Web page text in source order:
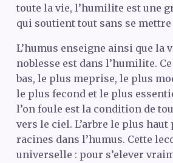
toute la vie, l’humilite est une
qui soutient tout sans se mettre
L’humus enseigne ainsi que la
noblesse est dans l’humilite.
bas, le plus meprise, le plus
le plus fecond et le plus
l’on foule est la condition de
vers le ciel. L’arbre le plus haut
racines dans l’humus. Cette
universelle : pour s’elever